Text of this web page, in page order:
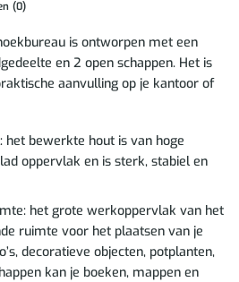
(0)
is ontworpen met een
en 2 open schappen. Het is
aanvulling op je kantoor of
bewerkte hout is van hoge
oppervlak en is sterk, stabiel en
het grote werkoppervlak van het
ruimte voor het plaatsen van je
decoratieve objecten, potplanten,
kan je boeken, mappen en